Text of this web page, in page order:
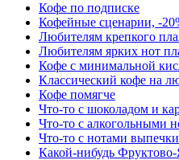
Кофе по подписке
Кофейные сценарии, -
Любителям крепкого
Любителям ярких нот
Кофе с минимальной
Классический кофе на
Кофе помягче
Что-то с шоколадом и
Что-то с алкогольными
Что-то с нотами выпечки
Какой-нибудь